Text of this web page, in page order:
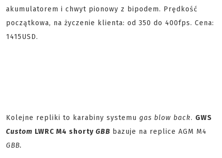
akumulatorem i chwyt pionowy z bipodem. Prędkość
początkowa, na życzenie klienta: od 350 do 400fps. Cena:
1415USD.
Kolejne repliki to karabiny systemu gas blow back. GWS
Custom LWRC M4 shorty GBB bazuje na replice AGM M4
GBB.